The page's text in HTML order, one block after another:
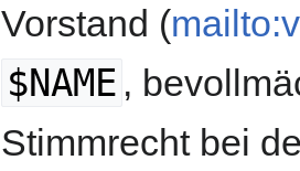
Vorstand (
$NAME ,
Stimmrecht bei